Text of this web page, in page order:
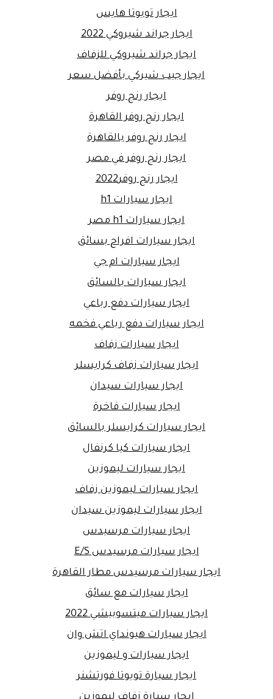
ايجار تويوتا هايس
ايجار جراند شيروكي 2022
ايجار جراند شيروكي للزفاف
ايجار جيب شيركي بأفضل سعر
ايجار رنج روفر
ايجار رنج روفر القاهرة
ايجار رنج روفر بالقاهرة
ايجار رنج روفر في مصر
ايجار رنج روفر2022
ايجار سيارات h1
ايجار سيارات h1 مصر
ايجار سيارات افراح بسائق
ايجار سيارات ام جي
ايجار سيارات بالسائق
ايجار سيارات دفع رباعي
ايجار سيارات دفع رباعي فخمه
ايجار سيارات زفاف
ايجار سيارات زفاف كرايسلر
ايجار سيارات سيدان
ايجار سيارات فاخرة
ايجار سيارات كرايسلر بالسائق
ايجار سيارات كيا كرنفال
ايجار سيارات ليموزين
ايجار سيارات ليموزين زفاف
ايجار سيارات ليموزين سيدان
ايجار سيارات مرسيدس
ايجار سيارات مرسيدس E/S
ايجار سيارات مرسيدس مطار القاهرة
ايجار سيارات مع سائق
ايجار سيارات ميتسوبيشي 2022
ايجار سيارات هيونداي اتش وان
ايجار سيارات و ليموزين
ايجار سيارة تويوتا فورتشنر